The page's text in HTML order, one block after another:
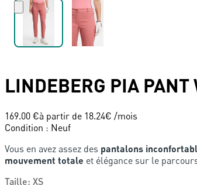
LINDEBERG PIA PANT
169.00 €à partir de 18.24€ /mois
Condition : Neuf
Vous en avez assez des pantalons
mouvement totale et élégance sur le
Taille: XS